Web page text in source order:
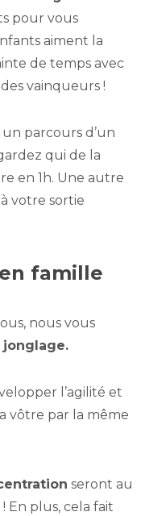
pour vous
aiment la
de temps avec
vainqueurs !
parcours d’un
qui de la
en 1h. Une autre
à votre sortie
famille
nous vous
jonglage.
l’agilité et
vôtre par la même
seront au
En plus, cela fait